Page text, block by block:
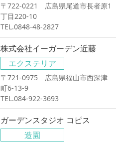
〒722-0221 広島県尾道市長者原1
丁目220-10
TEL.0848-48-2827
株式会社イーガーデン近藤
エクステリア
〒721-0975 広島県福山市西深津
町6-13-9
TEL.084-922-3693
ガーデンスタジオ コピス
造園